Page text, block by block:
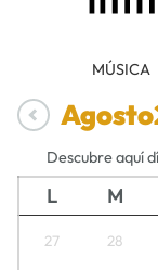
MÚSICA
Agosto
Descubre aquí
L M
27 28